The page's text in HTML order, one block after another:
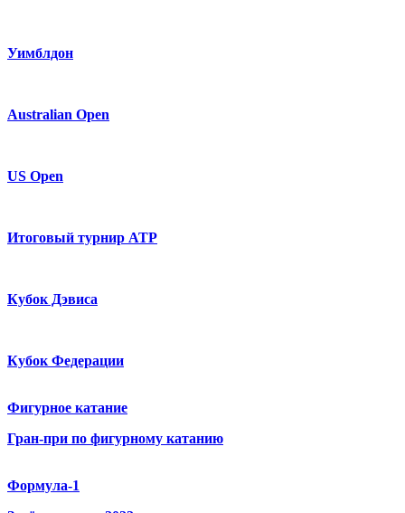
Уимблдон
Australian Open
US Open
Итоговый турнир ATP
Кубок Дэвиса
Кубок Федерации
Фигурное катание
Гран-при по фигурному катанию
Формула-1